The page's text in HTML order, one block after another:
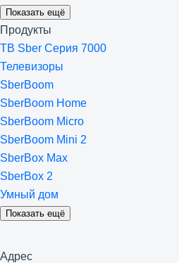
Показать ещё
Продукты
ТВ Sber Серия 7000
Телевизоры
SberBoom
SberBoom Home
SberBoom Micro
SberBoom Mini 2
SberBox Max
SberBox 2
Умный дом
Показать ещё
Адрес